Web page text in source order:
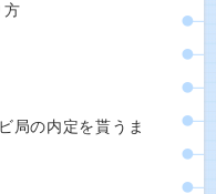
方
局の内定を貰うま